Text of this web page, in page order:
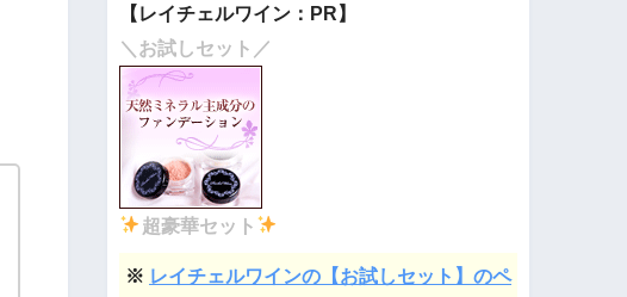
【レイチェルワイン：PR】
＼お試しセット／
超豪華セット
※ レイチェルワインの【お試しセット】のペ